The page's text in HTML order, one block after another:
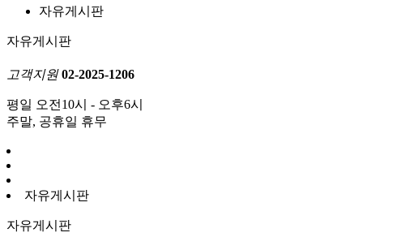
자유게시판
자유게시판
고객지원 02-2025-1206
평일 오전10시 - 오후6시
주말, 공휴일 휴무
자유게시판
자유게시판